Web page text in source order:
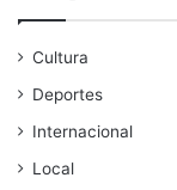
Cultura
Deportes
Internacional
Local